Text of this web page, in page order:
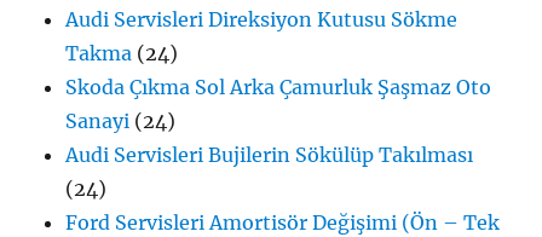
Audi Servisleri Direksiyon Kutusu Sökme
Takma (24)
Skoda Çıkma Sol Arka Çamurluk Şaşmaz Oto
Sanayi (24)
Audi Servisleri Bujilerin Sökülüp Takılması
(24)
Ford Servisleri Amortisör Değişimi (Ön – Tek